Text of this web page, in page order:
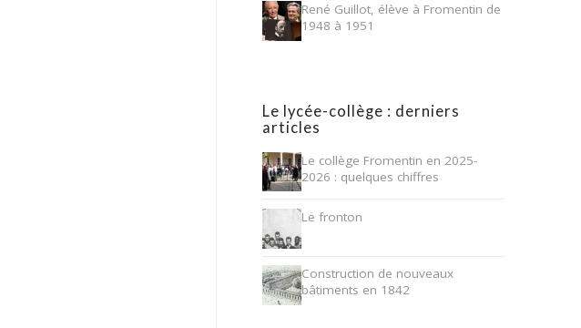
René Guillot, élève à Fromentin de
1948 à 1951
Le lycée-collège : derniers
articles
Le collège Fromentin en 2025-
2026 : quelques chiffres
Le fronton
Construction de nouveaux
bâtiments en 1842